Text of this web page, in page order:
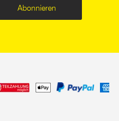
Abonnieren